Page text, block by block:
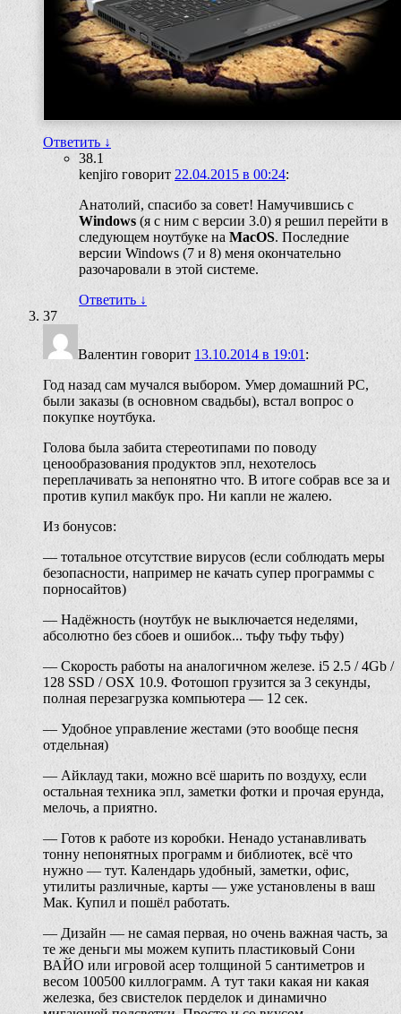
Ответить ↓
38.1
kenjiro говорит 22.04.2015 в 00:24:
Анатолий, спасибо за совет! Намучившись с
Windows (я с ним с версии 3.0) я решил перейти в
следующем ноутбуке на MacOS. Последние
версии Windows (7 и 8) меня окончательно
разочаровали в этой системе.
Ответить ↓
37
Валентин говорит 13.10.2014 в 19:01 :
Год назад сам мучался выбором. Умер домашний PC,
были заказы (в основном свадьбы), встал вопрос о
покупке ноутбука.
Голова была забита стереотипами по поводу
ценообразования продуктов эпл, нехотелось
переплачивать за непонятно что. В итоге собрав все за и
против купил макбук про. Ни капли не жалею.
Из бонусов:
— тотальное отсутствие вирусов (если соблюдать меры
безопасности, например не качать супер программы с
порносайтов)
— Надёжность (ноутбук не выключается неделями,
абсолютно без сбоев и ошибок... тьфу тьфу тьфу)
— Скорость работы на аналогичном железе. i5 2.5 / 4Gb /
128 SSD / OSX 10.9. Фотошоп грузится за 3 секунды,
полная перезагрузка компьютера — 12 сек.
— Удобное управление жестами (это вообще песня
отдельная)
— Айклауд таки, можно всё шарить по воздуху, если
остальная техника эпл, заметки фотки и прочая ерунда,
мелочь, а приятно.
— Готов к работе из коробки. Ненадо устанавливать
тонну непонятных программ и библиотек, всё что
нужно — тут. Календарь удобный, заметки, офис,
утилиты различные, карты — уже установлены в ваш
Мак. Купил и пошёл работать.
— Дизайн — не самая первая, но очень важная часть, за
те же деньги мы можем купить пластиковый Сони
ВАЙО или игровой асер толщиной 5 сантиметров и
весом 100500 киллограмм. А тут таки какая ни какая
железка, без свистелок перделок и динамично